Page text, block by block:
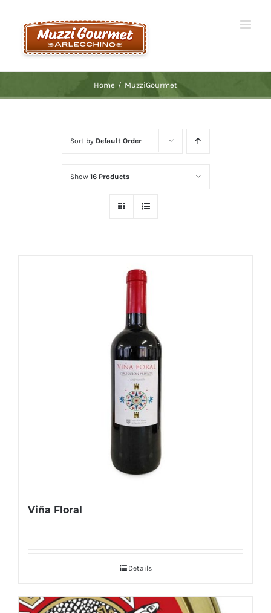
content
Home / MuzziGourmet
Sort by Default Order
Show 16 Products
Viña Floral
Details